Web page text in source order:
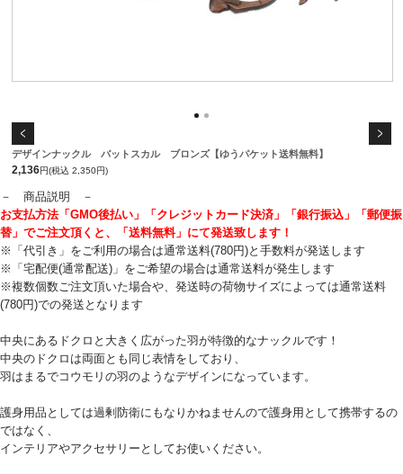
デザインナックル バットスカル ブロンズ【ゆうパケット送料無料】
2,136円(税込 2,350円)
－ 商品説明 －
お支払方法「GMO後払い」「クレジットカード決済」「銀行振込」「郵便振
替」でご注文頂くと、「送料無料」にて発送致します！
※「代引き」をご利用の場合は通常送料(780円)と手数料が発送します
※「宅配便(通常配送)」をご希望の場合は通常送料が発生します
※複数個数ご注文頂いた場合や、発送時の荷物サイズによっては通常送料
(780円)での発送となります
中央にあるドクロと大きく広がった羽が特徴的なナックルです！
中央のドクロは両面とも同じ表情をしており、
羽はまるでコウモリの羽のようなデザインになっています。
護身用品としては過剰防衛にもなりかねませんので護身用として携帯するの
ではなく、
インテリアやアクセサリーとしてお使いください。